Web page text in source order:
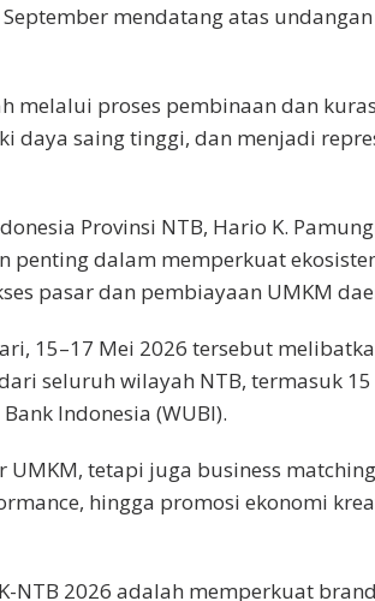
mendatang atas undangan
melalui proses pembinaan dan
saing tinggi, dan menjadi
Provinsi NTB, Hario K.
penting dalam memperkuat
pasar dan pembiayaan UMKM
15–17 Mei 2026 tersebut
seluruh wilayah NTB, termasuk 15
Indonesia (WUBI).
UMKM, tetapi juga business
hingga promosi ekonomi
NTB 2026 adalah memperkuat